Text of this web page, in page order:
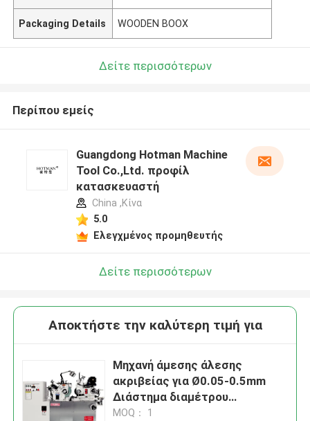
Packaging Details WOODEN BOOX
Δείτε περισσότερων
Περίπου εμείς
Guangdong Hotman Machine
Tool Co.,Ltd. προφίλ
κατασκευαστή
China ,Κίνα
5.0
Ελεγχμένος προμηθευτής
Δείτε περισσότερων
Αποκτήστε την καλύτερη τιμή για
Μηχανή άμεσης άλεσης
ακριβείας για Ø0.05-0.5mm
Διάστημα διαμέτρου
επεξεργασίας και ταχύτητα
MOQ： 1